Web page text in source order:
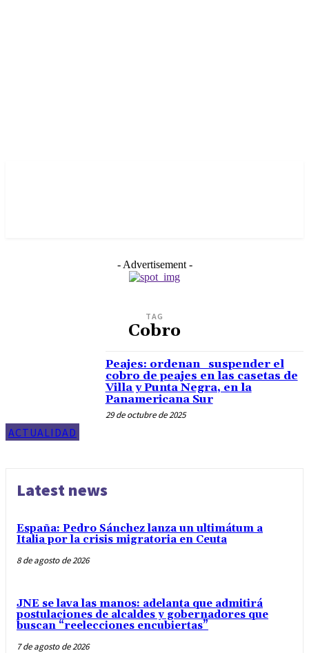
- Advertisement -
TAG
Cobro
ACTUALIDAD
Peajes: ordenan suspender el
cobro de peajes en las casetas de
Villa y Punta Negra, en la
Panamericana Sur
29 de octubre de 2025
Latest news
España: Pedro Sánchez lanza un ultimátum a
Italia por la crisis migratoria en Ceuta
8 de agosto de 2026
JNE se lava las manos: adelanta que admitirá
postulaciones de alcaldes y gobernadores que
buscan “reelecciones encubiertas”
7 de agosto de 2026